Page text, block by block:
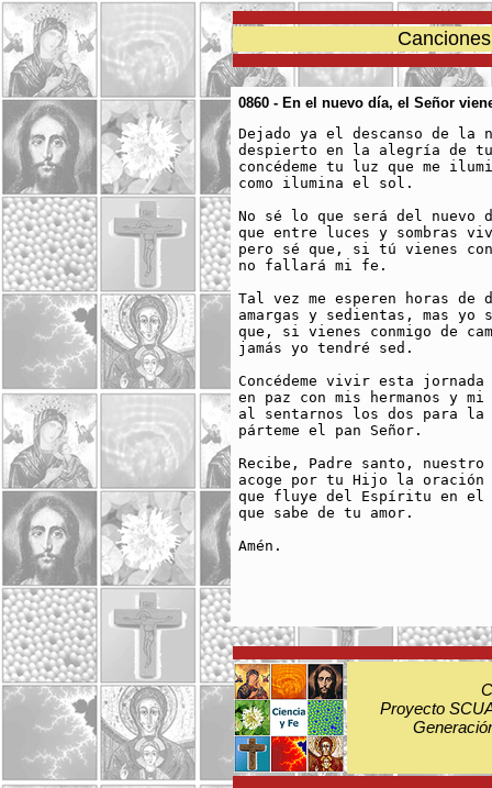
0860 - En el nuevo día, el Señor
Dejado ya el descanso de la
despierto en la alegría de
concédeme tu luz que me
como ilumina el sol.
No sé lo que será del nuevo
que entre luces y sombras
pero sé que, si tú vienes
no fallará mi fe.
Tal vez me esperen horas de
amargas y sedientas, mas yo
que, si vienes conmigo de
jamás yo tendré sed.
Concédeme vivir esta jornada
en paz con mis hermanos y
al sentarnos los dos para la
párteme el pan Señor.
Recibe, Padre santo, nuestro
acoge por tu Hijo la oración
que fluye del Espíritu en el
que sabe de tu amor.
Amén.
Proyecto